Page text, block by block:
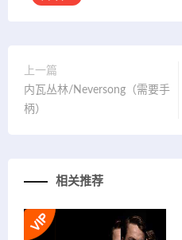
上一篇
内瓦丛林/Neversong（需要手
柄）
相关推荐